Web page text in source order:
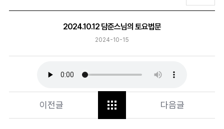
2024.10.12 담준스님의 토요법문
2024-10-15
이전글 다음글